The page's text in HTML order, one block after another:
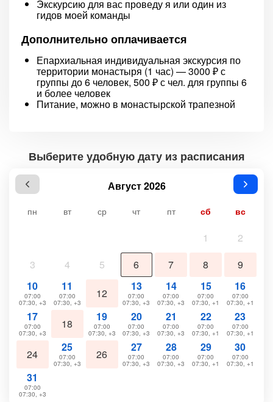
Экскурсию для вас проведу я или один из
гидов моей команды
Дополнительно оплачивается
Епархиальная индивидуальная экскурсия по
территории монастыря (1 час) — 3000 ₽ с
группы до 6 человек, 500 ₽ с чел. для группы 6
и более человек
Питание, можно в монастырской трапезной
Выберите удобную дату из расписания
Август 2026
пн вт ср чт пт сб вс
1
2
3
4 5 6 7 8
9
10
07:00
07:30, +3
11
07:00
07:30, +3
12
13
07:00
07:30, +3
14
07:00
07:30, +3
15
07:00
07:30, +1
16
07:00
07:30, +1
17
07:00
07:30, +3
18
19
07:00
07:30, +3
20
07:00
07:30, +3
21
07:00
07:30, +3
22
07:00
07:30, +1
23
07:00
07:30, +1
24
25
07:00
07:30, +3
26
27
07:00
07:30, +3
28
07:00
07:30, +3
29
07:00
07:30, +1
30
07:00
07:30, +1
31
07:00
07:30, +3